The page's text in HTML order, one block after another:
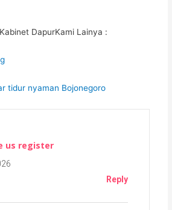
DapurKami Lainya :
tidur nyaman Bojonegoro
us register
Reply